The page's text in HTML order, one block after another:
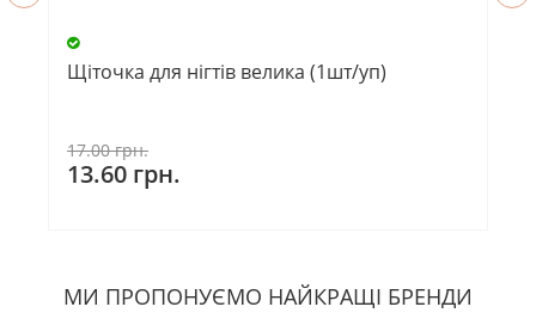
Щіточка для нігтів велика (1шт/уп)
17.00 грн.
13.60 грн.
МИ ПРОПОНУЄМО НАЙКРАЩІ БРЕНДИ